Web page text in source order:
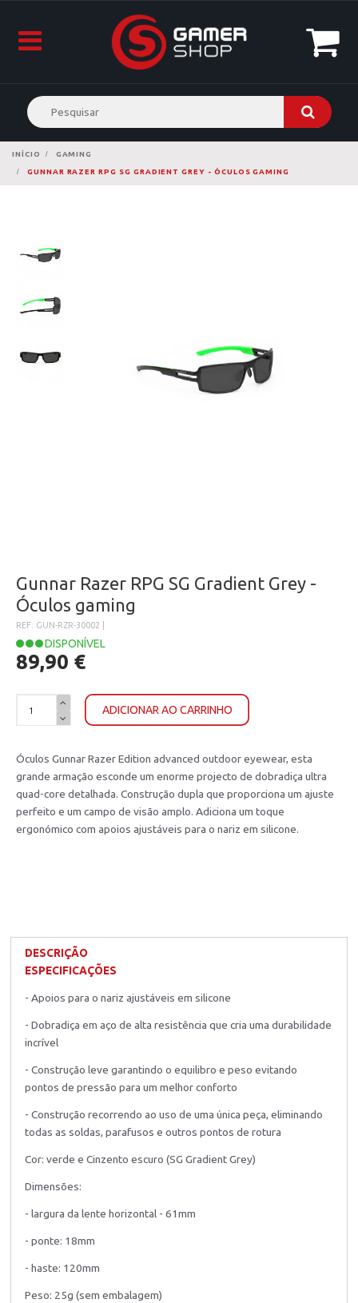
INÍCIO
GAMING
GUNNAR RAZER RPG SG GRADIENT GREY - ÓCULOS GAMING
Gunnar Razer RPG SG Gradient Grey -
Óculos gaming
REF: GUN-RZR-30002 |
DISPONÍVEL
89,90 €
ADICIONAR AO CARRINHO
Óculos Gunnar Razer Edition advanced outdoor eyewear, esta
grande armação esconde um enorme projecto de dobradiça ultra
quad-core detalhada. Construção dupla que proporciona um ajuste
perfeito e um campo de visão amplo. Adiciona um toque
ergonómico com apoios ajustáveis para o nariz em silicone.
DESCRIÇÃO
ESPECIFICAÇÕES
- Apoios para o nariz ajustáveis em silicone
- Dobradiça em aço de alta resistência que cria uma durabilidade
incrível
- Construção leve garantindo o equilibro e peso evitando
pontos de pressão para um melhor conforto
- Construção recorrendo ao uso de uma única peça, eliminando
todas as soldas, parafusos e outros pontos de rotura
Cor: verde e Cinzento escuro (SG Gradient Grey)
Dimensões:
- largura da lente horizontal - 61mm
- ponte: 18mm
- haste: 120mm
Peso: 25g (sem embalagem)